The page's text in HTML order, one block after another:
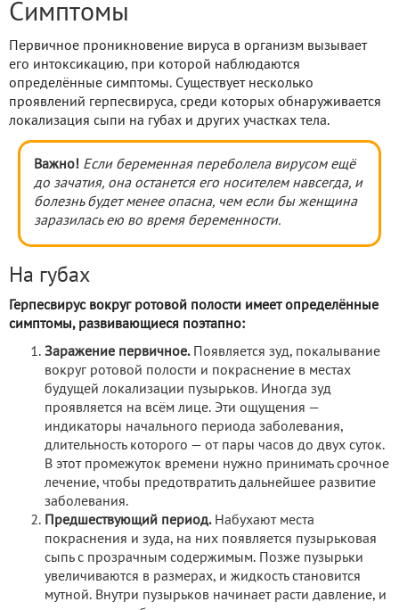
Симптомы
Первичное проникновение вируса в организм вызывает
его интоксикацию, при которой наблюдаются
определённые симптомы. Существует несколько
проявлений герпесвируса, среди которых обнаруживается
локализация сыпи на губах и других участках тела.
Важно! Если беременная переболела вирусом ещё
до зачатия, она останется его носителем навсегда, и
болезнь будет менее опасна, чем если бы женщина
заразилась ею во время беременности.
На губах
Герпесвирус вокруг ротовой полости имеет определённые
симптомы, развивающиеся поэтапно:
Заражение первичное.Появляется зуд, покалывание
вокруг ротовой полости и покраснение в местах
будущей локализации пузырьков. Иногда зуд
проявляется на всём лице. Эти ощущения —
индикаторы начального периода заболевания,
длительность которого — от пары часов до двух суток.
В этот промежуток времени нужно принимать срочное
лечение, чтобы предотвратить дальнейшее развитие
заболевания.
Предшествующий период.Набухают места
покраснения и зуда, на них появляется пузырьковая
сыпь с прозрачным содержимым. Позже пузырьки
увеличиваются в размерах, и жидкость становится
мутной. Внутри пузырьков начинает расти давление, и